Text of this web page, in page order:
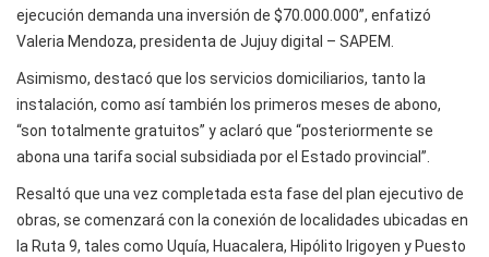
ejecución demanda una inversión de $70.000.000”, enfatizó
Valeria Mendoza, presidenta de Jujuy digital – SAPEM.
Asimismo, destacó que los servicios domiciliarios, tanto la
instalación, como así también los primeros meses de abono,
“son totalmente gratuitos” y aclaró que “posteriormente se
abona una tarifa social subsidiada por el Estado provincial”.
Resaltó que una vez completada esta fase del plan ejecutivo de
obras, se comenzará con la conexión de localidades ubicadas en
la Ruta 9, tales como Uquía, Huacalera, Hipólito Irigoyen y Puesto